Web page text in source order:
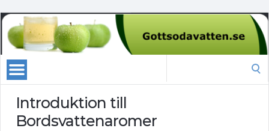
Introduktion till
Bordsvattenaromer